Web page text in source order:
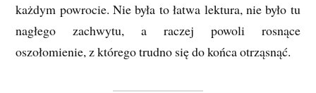
każdym powrocie. Nie była to łatwa lektura, nie było tu
nagłego zachwytu, a raczej powoli rosnące
oszołomienie, z którego trudno się do końca otrząsnąć.